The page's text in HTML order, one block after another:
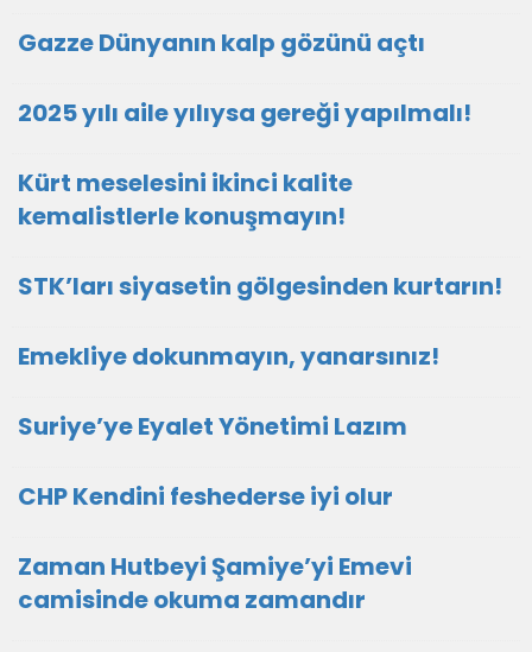
Gazze Dünyanın kalp gözünü açtı
2025 yılı aile yılıysa gereği yapılmalı!
Kürt meselesini ikinci kalite
kemalistlerle konuşmayın!
STK’ları siyasetin gölgesinden kurtarın!
Emekliye dokunmayın, yanarsınız!
Suriye’ye Eyalet Yönetimi Lazım
CHP Kendini feshederse iyi olur
Zaman Hutbeyi Şamiye’yi Emevi
camisinde okuma zamandır